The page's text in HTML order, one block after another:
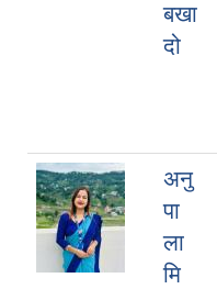
बखा
दो
अनु
पा
ला
मि